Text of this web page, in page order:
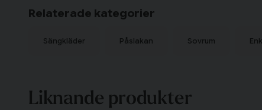
Relaterade kategorier
Sängkläder Påslakan Sovrum
Liknande produkter